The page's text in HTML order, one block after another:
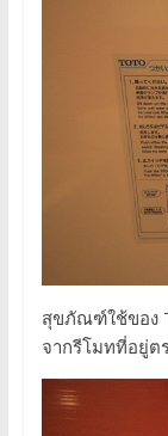
สุขภัณฑ์ใช้ของ
จากรีโมทที่อยู่ต